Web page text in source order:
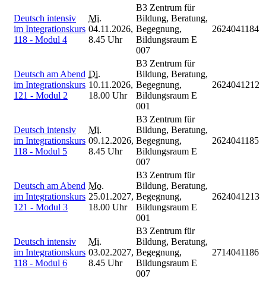
Deutsch intensiv
im Integrationskurs
118 - Modul 4
Mi.
04.11.2026,
8.45 Uhr
B3 Zentrum für
Bildung, Beratung,
Begegnung,
Bildungsraum E
007
2624041184
Deutsch am Abend
im Integrationskurs
121 - Modul 2
Di.
10.11.2026,
18.00 Uhr
B3 Zentrum für
Bildung, Beratung,
Begegnung,
Bildungsraum E
001
2624041212
Deutsch intensiv
im Integrationskurs
118 - Modul 5
Mi.
09.12.2026,
8.45 Uhr
B3 Zentrum für
Bildung, Beratung,
Begegnung,
Bildungsraum E
007
2624041185
Deutsch am Abend
im Integrationskurs
121 - Modul 3
Mo.
25.01.2027,
18.00 Uhr
B3 Zentrum für
Bildung, Beratung,
Begegnung,
Bildungsraum E
001
2624041213
Deutsch intensiv
im Integrationskurs
118 - Modul 6
Mi.
03.02.2027,
8.45 Uhr
B3 Zentrum für
Bildung, Beratung,
Begegnung,
Bildungsraum E
007
2714041186